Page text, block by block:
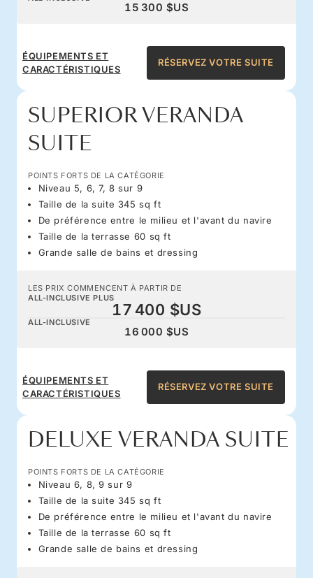
15 300 $US
ÉQUIPEMENTS ET
CARACTÉRISTIQUES
RÉSERVEZ VOTRE SUITE
SUPERIOR VERANDA
SUITE
POINTS FORTS DE LA CATÉGORIE
Niveau 5, 6, 7, 8 sur 9
Taille de la suite 345 sq ft
De préférence entre le milieu et l'avant du navire
Taille de la terrasse 60 sq ft
Grande salle de bains et dressing
LES PRIX COMMENCENT À PARTIR DE
ALL-INCLUSIVE PLUS
17 400 $US
ALL-INCLUSIVE
16 000 $US
ÉQUIPEMENTS ET
CARACTÉRISTIQUES
RÉSERVEZ VOTRE SUITE
DELUXE VERANDA SUITE
POINTS FORTS DE LA CATÉGORIE
Niveau 6, 8, 9 sur 9
Taille de la suite 345 sq ft
De préférence entre le milieu et l'avant du navire
Taille de la terrasse 60 sq ft
Grande salle de bains et dressing